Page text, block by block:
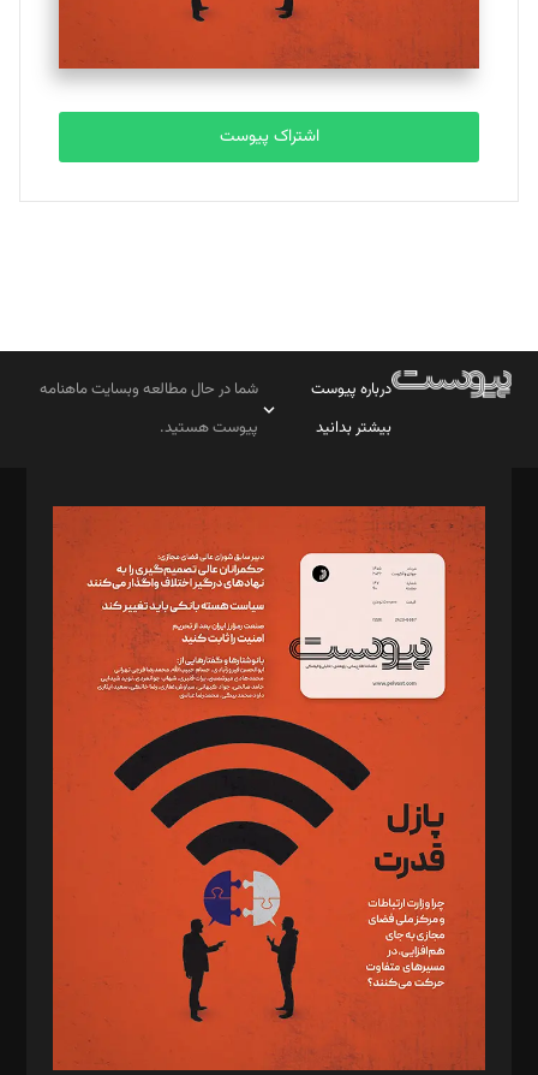
اشتراک پیوست
درباره پیوست
بیشتر بدانید
شما در حال مطالعه وبسایت ماهنامه
پیوست هستید.
مدیر مسئول: محمدباقر اثنی‌عشری
سردبیر: مهرک محمودی
دبیر تحریریه: میثم قاسمی
د‌بیر ناداستان: سمانه سمیع
د‌بیر خدمت و تجارت: ابوالفضل رجبی
د‌بیر حقوق فناوری: حسام‌الدین ایپکچی
د‌بیر پیوست جهان: مینا پاکدل
د‌بیر تحریریه آنلاین: بابک نقاش
تحریریه‌: مجتبی محمود‌ی، آرش برهمند، یسنا امان‌پور، سروش کرمیان،
مصطفی مسجدی آرانی، ابوالفضل رجبی، زهرا فکرانه، فائزه فتحی
رستمی،مصطفی باستان
ویرایش: نگار استاد‌‌آقا
طراح یونیفرم: مجید توکلی
فیلمبرداری و عکاسی: امیر شفیعی، مانی لطفی زاده
گرافیک و صفحه‌آرایی: سید‌سبحان‌علی ثابت
مد‌یر توسعه تجاری: کامبیز برید‌
امور مالی: شاپور رهبری، محمد‌ کاظمی‌نیا